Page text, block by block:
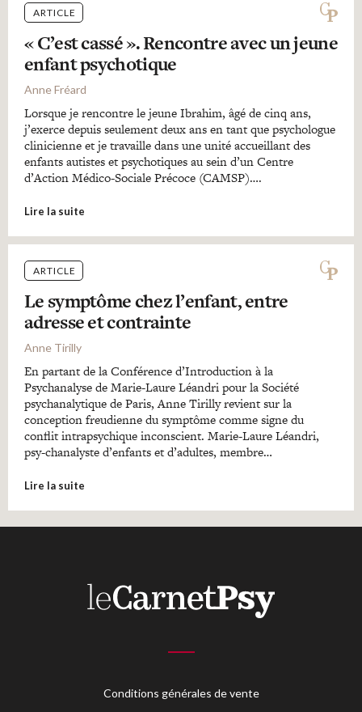
ARTICLE
« C’est cassé ». Rencontre avec un jeune
enfant psychotique
Anne Fréard
Lorsque je rencontre le jeune Ibrahim, âgé de cinq ans,
j’exerce depuis seulement deux ans en tant que psychologue
clinicienne et je travaille dans une unité accueillant des
enfants autistes et psychotiques au sein d’un Centre
d’Action Médico-Sociale Précoce (CAMSP)….
Lire la suite
ARTICLE
Le symptôme chez l’enfant, entre
adresse et contrainte
Anne Tirilly
En partant de la Conférence d’Introduction à la
Psychanalyse de Marie-Laure Léandri pour la Société
psychanalytique de Paris, Anne Tirilly revient sur la
conception freudienne du symptôme comme signe du
conflit intrapsychique inconscient. Marie-Laure Léandri,
psy-chanalyste d’enfants et d’adultes, membre…
Lire la suite
Conditions générales de vente